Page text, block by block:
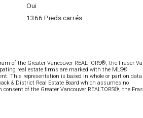
Oui
1366 Pieds carrés
of the Greater Vancouver REALTORS®, the Fraser
real estate firms are marked with the MLS®
This representation is based in whole or part on data
& District Real Estate Board which assumes no
of the Greater Vancouver REALTORS®, the